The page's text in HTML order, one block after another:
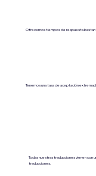
Ofrecemos tiempos de respuesta
Tenemos una tasa de aceptación
Todas nuestras traducciones vienen
traducciones.